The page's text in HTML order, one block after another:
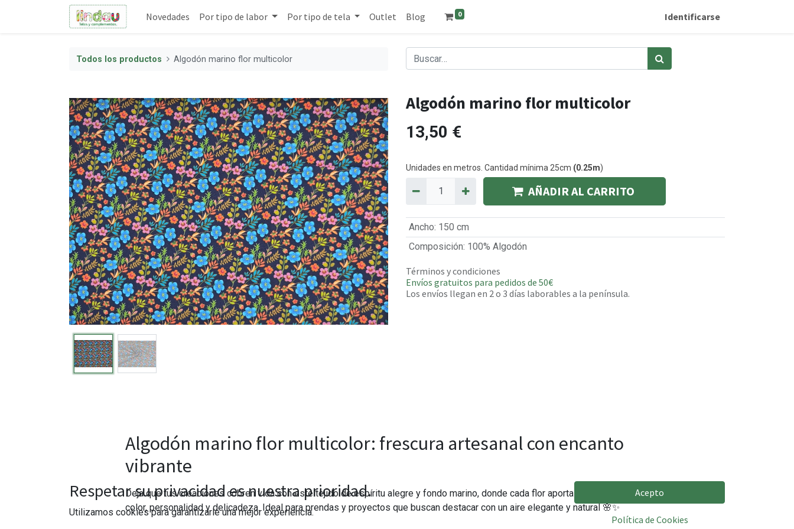
Novedades Por tipo de labor Por tipo de tela Outlet Blog 0 Identificarse
Todos los productos Algodón marino flor multicolor
Algodón marino flor multicolor
13,50 €
Unidades en metros. Cantidad mínima 25cm (0.25m)
AÑADIR AL CARRITO
Ancho: 150 cm
Composición: 100% Algodón
Términos y condiciones
Envíos gratuitos para pedidos de 50€
Los envíos llegan en 2 o 3 días laborables a la península.
Algodón marino flor multicolor: frescura artesanal con encanto
vibrante
Deja que tus creaciones cobren vida con este tejido de espíritu alegre y fondo marino, donde cada flor aporta un toque lleno de
color, personalidad y delicadeza. Ideal para prendas y proyectos que buscan destacar con un aire elegante y natural 🌸✨
Respetar su privacidad es nuestra prioridad.
Utilizamos cookies para garantizarle una mejor experiencia.
Acepto
Política de Cookies